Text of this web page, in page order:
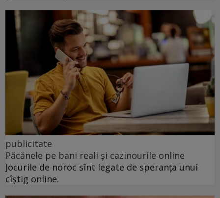
publicitate
Păcănele pe bani reali și cazinourile online
Jocurile de noroc sînt legate de speranța unui
cîștig online.